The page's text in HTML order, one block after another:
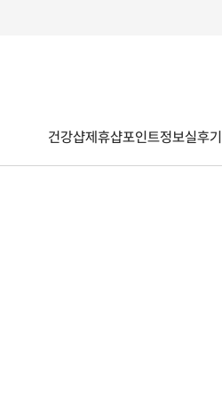
건강샵제휴샵포인트정보실후기